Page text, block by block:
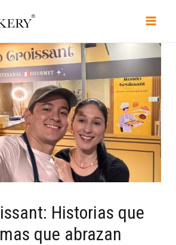
Historias que
que abrazan